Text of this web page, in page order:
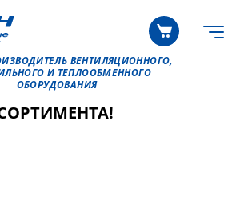
ВЕНТИЛЯЦИОННОГО,
И ТЕПЛООБМЕННОГО
ОБОРУДОВАНИЯ